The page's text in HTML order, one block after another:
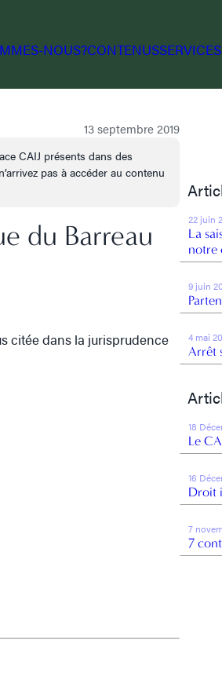
NOUS?CONTENUSSERVICES
13 septembre 2019
CAIJ présents dans des
pas à accéder au contenu
du Barreau
citée dans la jurisprudence
22 juin
La
notre
9 juin
4 mai
Arrêt
18
Le
16
Droit
7
7